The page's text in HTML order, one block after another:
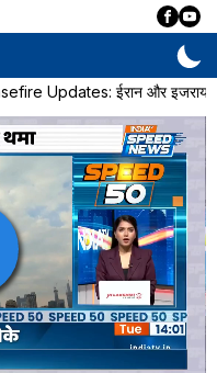
Updates: ईरान और इजरायल